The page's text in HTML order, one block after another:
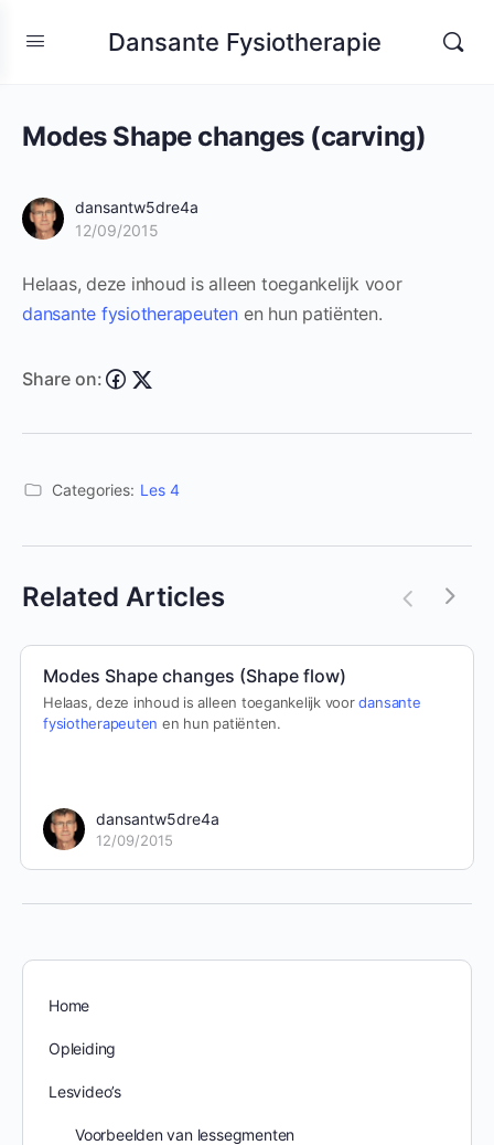
Dansante Fysiotherapie
Modes Shape changes (carving)
dansantw5dre4a
12/09/2015
Helaas, deze inhoud is alleen toegankelijk voor
dansante fysiotherapeuten en hun patiënten.
Share on:
Categories: Les 4
Related Articles
Modes Shape changes (Shape flow)
Helaas, deze inhoud is alleen toegankelijk voordansante
fysiotherapeuten en hun patiënten.
dansantw5dre4a
12/09/2015
Home
Opleiding
Lesvideo’s
Voorbeelden van lessegmenten